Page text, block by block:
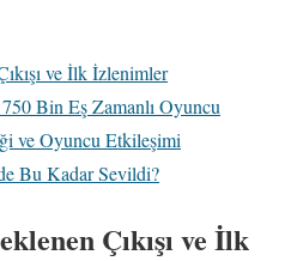
ve İlk İzlenimler
750 Bin Eş Zamanlı Oyuncu
ve Oyuncu Etkileşimi
Bu Kadar Sevildi?
Çıkışı ve İlk